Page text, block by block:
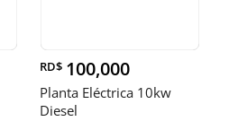
RD$ 100,000
Planta Eléctrica 10kw
Diesel